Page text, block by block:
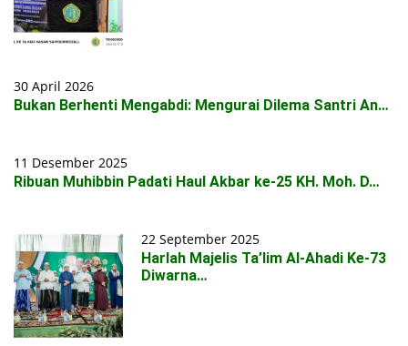
30 April 2026
Bukan Berhenti Mengabdi: Mengurai Dilema Santri An…
11 Desember 2025
Ribuan Muhibbin Padati Haul Akbar ke-25 KH. Moh. D…
22 September 2025
Harlah Majelis Ta’lim Al-Ahadi Ke-73
Diwarna…